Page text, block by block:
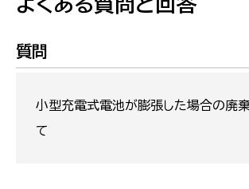
質問
小型充電式電池が膨張した場合の廃
て